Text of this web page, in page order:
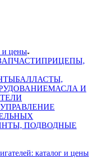
и цены
ПРИЦЕПЫ,
БАЛЛАСТЫ,
МАСЛА И
ПОДВОДНЫЕ
каталог и цены